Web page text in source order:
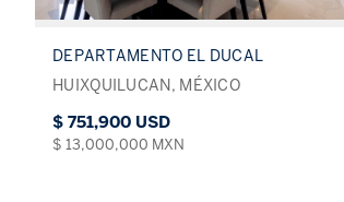
DEPARTAMENTO EL DUCAL
HUIXQUILUCAN, MÉXICO
$ 751,900 USD
$ 13,000,000 MXN